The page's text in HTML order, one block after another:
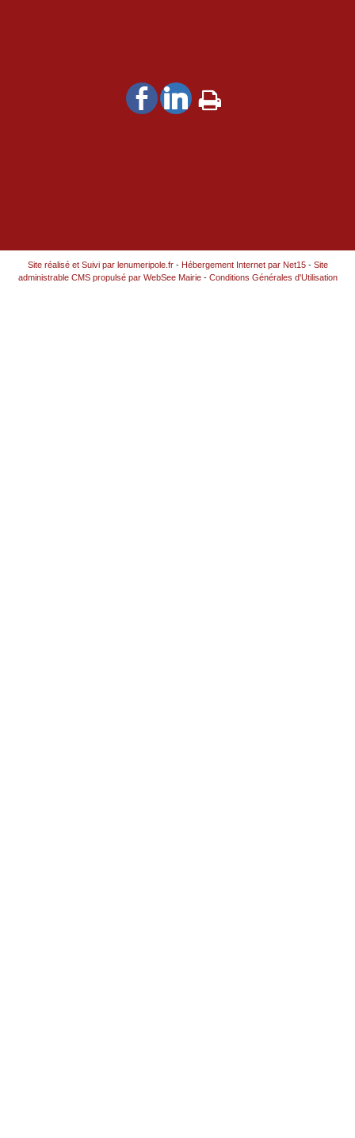
Site réalisé et Suivi par lenumeripole.fr- Hébergement Internet par Net15- Site
administrable CMS propulsé par WebSee Mairie- Conditions Générales d'Utilisation